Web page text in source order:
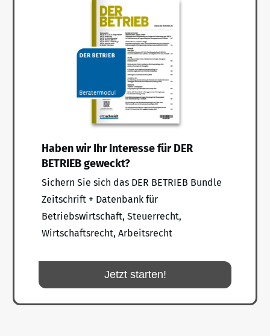
Haben wir Ihr Interesse für DER
BETRIEB geweckt?
Sichern Sie sich das DER BETRIEB Bundle
Zeitschrift + Datenbank für
Betriebswirtschaft, Steuerrecht,
Wirtschaftsrecht, Arbeitsrecht
Jetzt starten!